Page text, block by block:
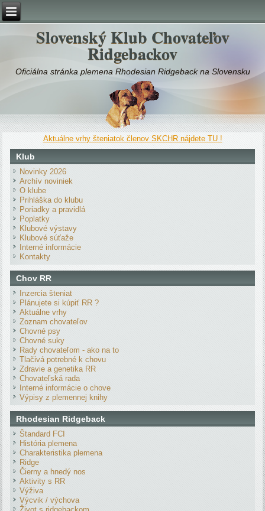
Slovenský Klub Chovateľov
Ridgebackov
Oficiálna stránka plemena Rhodesian Ridgeback na Slovensku
Aktuálne vrhy šteniatok členov SKCHR nájdete TU !
Klub
Novinky 2026
Archív noviniek
O klube
Prihláška do klubu
Poriadky a pravidlá
Poplatky
Klubové výstavy
Klubové súťaže
Interné informácie
Kontakty
Chov RR
Inzercia šteniat
Plánujete si kúpiť RR ?
Aktuálne vrhy
Zoznam chovateľov
Chovné psy
Chovné suky
Rady chovateľom - ako na to
Tlačivá potrebné k chovu
Zdravie a genetika RR
Chovateľská rada
Interné informácie o chove
Výpisy z plemennej knihy
Rhodesian Ridgeback
Štandard FCI
História plemena
Charakteristika plemena
Ridge
Čierny a hnedý nos
Aktivity s RR
Výživa
Výcvik / výchova